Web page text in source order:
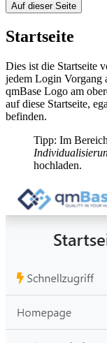
Auf dieser Seite
Startseite
Dies ist die Startseite
jedem Login Vorgang
qmBase Logo am
auf diese Startseite,
befinden.
Tipp: Im Bereich
hochladen.